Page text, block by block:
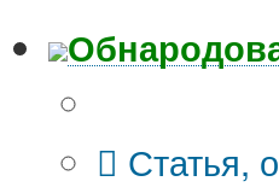
Статья,